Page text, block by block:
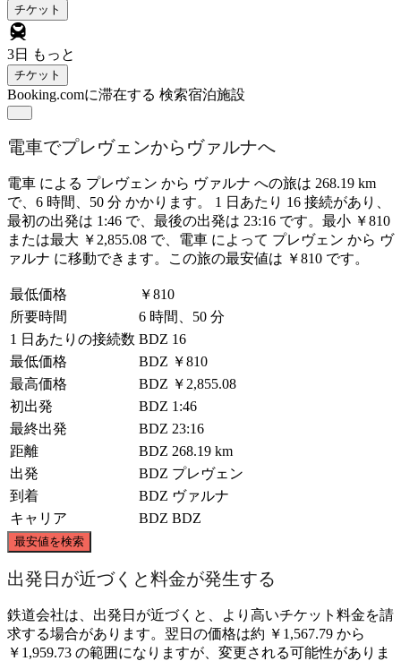
チケット
3日 もっと
チケット
Booking.comに滞在する 検索宿泊施設
電車でプレヴェンからヴァルナへ
電車 による プレヴェン から ヴァルナ への旅は 268.19 km
で、6 時間、50 分 かかります。 1 日あたり 16 接続があり、
最初の出発は 1:46 で、最後の出発は 23:16 です。最小 ￥810
または最大 ￥2,855.08 で、電車 によって プレヴェン から ヴ
ァルナ に移動できます。この旅の最安値は ￥810 です。
最低価格
￥810
所要時間
6 時間、50 分
1 日あたりの接続数 BDZ 16
最低価格
BDZ ￥810
最高価格
BDZ ￥2,855.08
初出発
BDZ 1:46
最終出発
BDZ 23:16
距離
BDZ 268.19 km
出発
BDZ プレヴェン
到着
BDZ ヴァルナ
キャリア
BDZ BDZ
最安値を検索
Pleven
出発日が近づくと料金が発生する
鉄道会社は、出発日が近づくと、より高いチケット料金を請
求する場合があります。翌日の価格は約 ￥1,567.79 から
￥1,959.73 の範囲になりますが、変更される可能性がありま